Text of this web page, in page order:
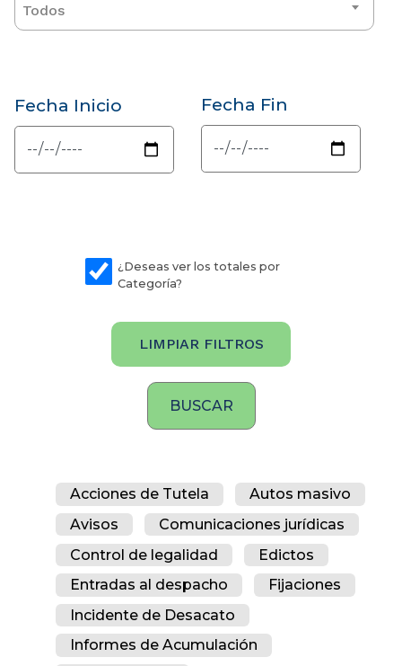
Todos
Fecha Inicio Fecha Fin
¿Deseas ver los totales por
Categoría?
LIMPIAR FILTROS
Acciones de Tutela
Autos masivo
Avisos
Comunicaciones jurídicas
Control de legalidad
Edictos
Entradas al despacho
Fijaciones
Incidente de Desacato
Informes de Acumulación